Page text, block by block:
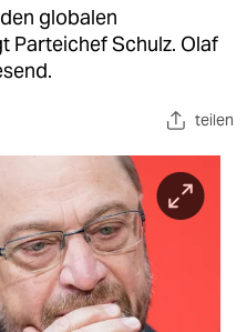
globalen
Parteichef Schulz. Olaf
teilen